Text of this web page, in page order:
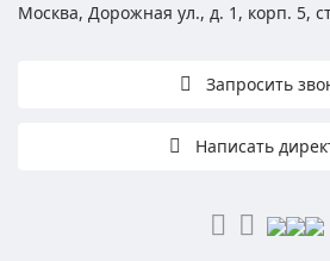
Москва, Дорожная ул., д. 1, корп. 5,
Запросить
Написать